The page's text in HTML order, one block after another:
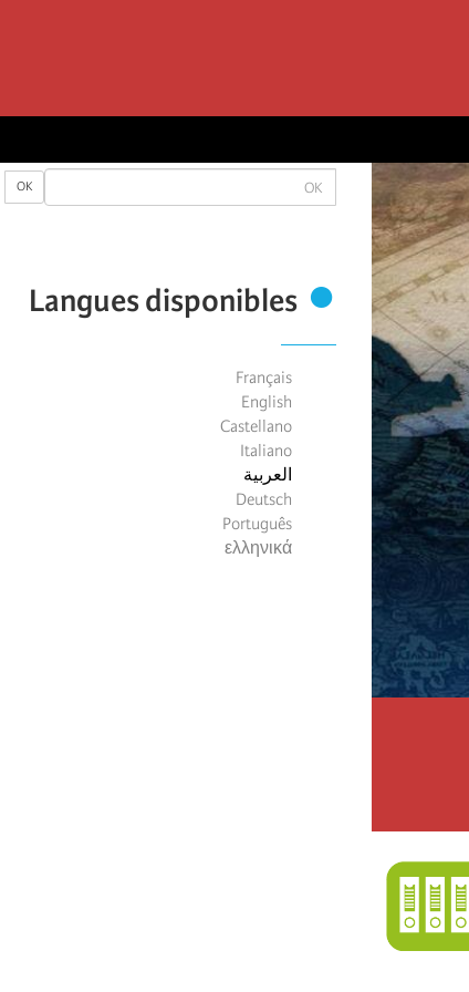
OK
OK
Langues disponibles
Français
English
Castellano
Italiano
العربية
Deutsch
Português
ελληνικά